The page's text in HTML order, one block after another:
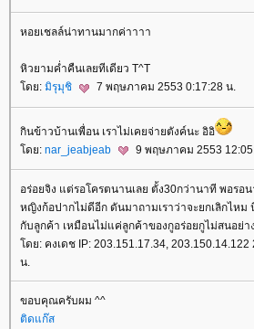
หอยเชลล์น่าทานมากค่าาาา
หิวยามค่ำคืนเลยทีเดียว T^T
ดย: มิรุมุชิ 7 พฤษภาคม 2553 0:17:28 น.
กินข้าวบ้านเพื่อน เราไม่เคยจ่ายตังค์นะ อิอิ
ดย: nar_jeabjeab 9 พฤษภาคม 2553
อร่อยจิง แต่รอโครตนานเลย ตั้ง30กว่านาที พอรอ
หญิงก้อปากไม่ดีอีก ดันมาถามเราว่าจะยกเลิกไหม
กับลูกค้า เหมือนไม่แค่ลูกค้าของกูอร่อยกูไม่สนอย่า
ดย: คงเดช IP: 203.151.17.34,
น.
ขอบคุณครับผม ^^
ติดแก๊ส